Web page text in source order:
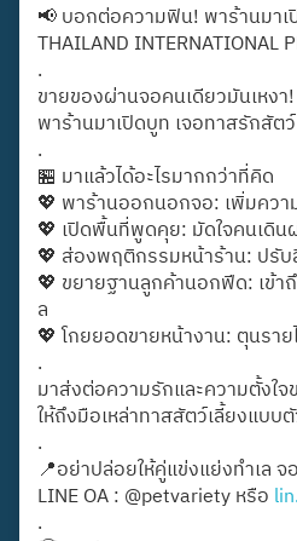
📢 บอกต่อความฟิน! พาร้านมาเ
THAILAND INTERNATIONAL
.
ขายของผ่านจอคนเดียวมันเหง
พาร้านมาเปิดบูท เจอทาสรักสัต
.
🏪 มาแล้วได้อะไรมากกว่าที่คิด
💖 พาร้านออกนอกจอ: เพิ่มควา
💖 เปิดพื้นที่พูดคุย: มัดใจคนเดิ
💖 ส่องพฤติกรรมหน้าร้าน: ปรับ
💖 ขยายฐานลูกค้านอกฟีด: เข้า
ล
💖 โกยยอดขายหน้างาน: ตุนรา
.
มาส่งต่อความรักและความตั้งใจ
ให้ถึงมือเหล่าทาสสัตว์เลี้ยงแบบ
.
📍อย่าปล่อยให้คู่แข่งแย่งทำเล
LINE OA : @petvariety หรือ
.